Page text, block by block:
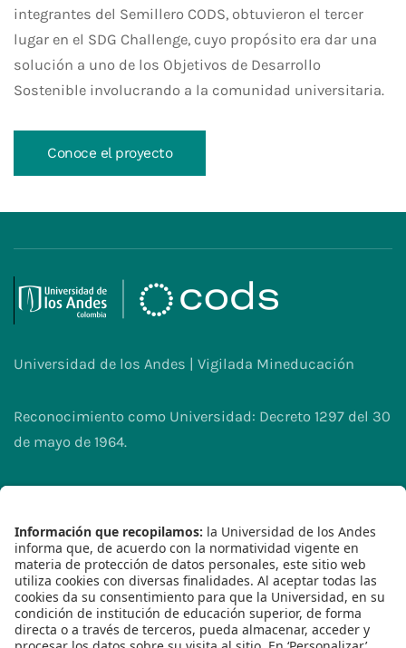
integrantes del Semillero CODS, obtuvieron el tercer
lugar en el SDG Challenge, cuyo propósito era dar una
solución a uno de los Objetivos de Desarrollo
Sostenible involucrando a la comunidad universitaria.
Conoce el proyecto
Universidad de los Andes | Vigilada Mineducación
Reconocimiento como Universidad: Decreto 1297 del 30
de mayo de 1964.
2023© - Derechos Reservados Universidad de los
Andes
Síguenos